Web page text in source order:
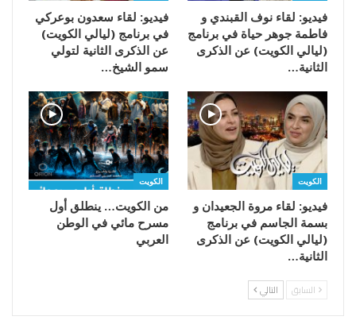
فيديو: لقاء نوف القبندي و
فاطمة جوهر حياة في برنامج
(ليالي الكويت) عن الذكرى
الثانية…
فيديو: لقاء سعدون بوعركي
في برنامج (ليالي الكويت)
عن الذكرى الثانية لتولي
سمو الشيخ…
الكويت
فيديو: لقاء مروة الجعيدان و
بسمة الجاسم في برنامج
(ليالي الكويت) عن الذكرى
الثانية…
الكويت
من الكويت… ينطلق أول
مسرح مائي في الوطن
العربي
السابق التالي